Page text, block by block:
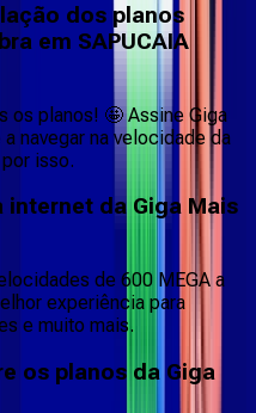
dos planos
em SAPUCAIA
os planos! 🤩 Assine Giga
navegar na velocidade da
isso.
internet da Giga Mais
de 600 MEGA a
experiência para
e muito mais.
os planos da Giga